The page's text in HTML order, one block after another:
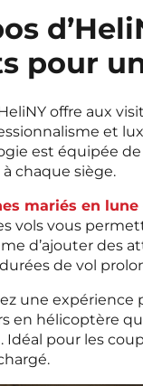
pour
offre aux
et
est équipée
chaque siège.
mariés en
vols vous
d’ajouter des
de vol
une
en hélicoptère
Idéal pour les